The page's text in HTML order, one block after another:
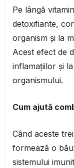
Pe lângă
detoxifiante,
organism și la
Acest efect de
inflamațiilor și
organismului.
Cum ajută
Când aceste
formează o
sistemului